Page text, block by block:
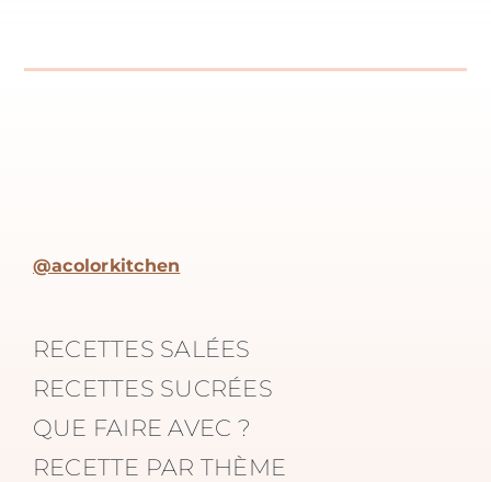
@acolorkitchen
RECETTES SALÉES
RECETTES SUCRÉES
QUE FAIRE AVEC ?
RECETTE PAR THÈME